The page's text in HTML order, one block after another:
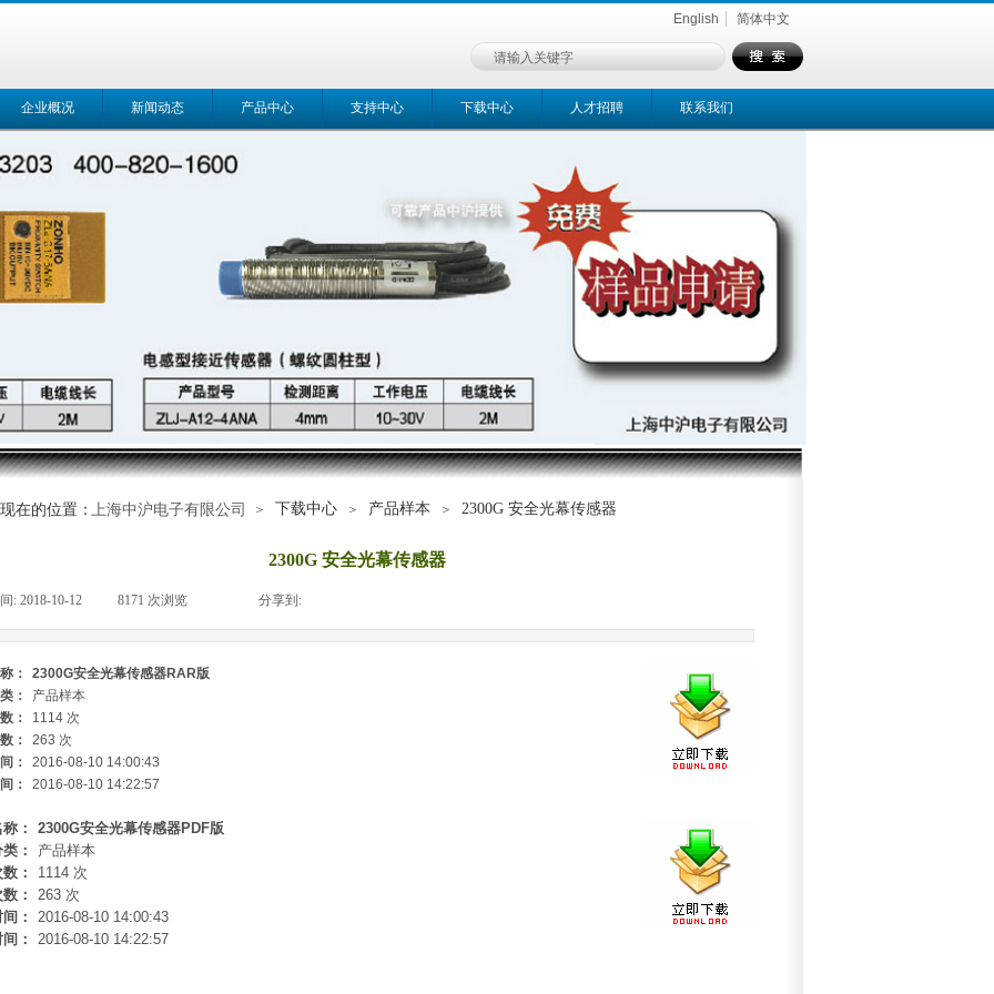
English 简体中文
企业概况 新闻动态 产品中心 支持中心 下载中心 人才招聘 联系我们
上海中沪电子有限公司
在的位置： 网站首页 ＞ 下载中心 ＞ 产品样本 ＞ 2300G 安全光幕传感器
2300G 安全光幕传感器
: 2018-10-12 8171 次浏览 分享到:
：
2300G安全光幕传感器RAR版
：
产品样本
：
1114 次
：
263 次
：
2016-08-10 14:00:43
：
2016-08-10 14:22:57
：
2300G安全光幕传感器PDF版
：
产品样本
：
1114 次
：
263 次
：
2016-08-10 14:00:43
：
2016-08-10 14:22:57